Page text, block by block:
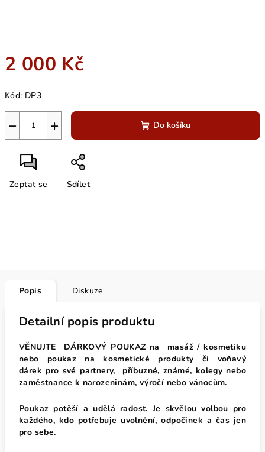
2 000 Kč
cena:
Kód: DP3
+
− Do košíku
Zeptat se Sdílet
Popis Diskuze
Detailní popis produktu
VĚNUJTE DÁRKOVÝ POUKAZ na masáž / kosmetiku
nebo poukaz na kosmetické produkty či voňavý
dárek pro své partnery, příbuzné, známé, kolegy nebo
zaměstnance k narozeninám, výročí nebo vánocům.
Poukaz potěší a udělá radost. Je skvělou volbou pro
každého, kdo potřebuje uvolnění, odpočinek a čas jen
pro sebe.